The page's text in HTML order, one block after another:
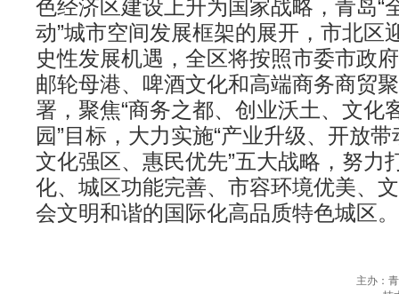
色经济区建设上升为国家战略，青岛“
动”城市空间发展框架的展开，市北区
史性发展机遇，全区将按照市委市政
邮轮母港、啤酒文化和高端商务商贸
署，聚焦“商务之都、创业沃土、文化
园”目标，大力实施“产业升级、开放
文化强区、惠民优先”五大战略，努力
化、城区功能完善、市容环境优美、
会文明和谐的国际化高品质特色城区。
主办：